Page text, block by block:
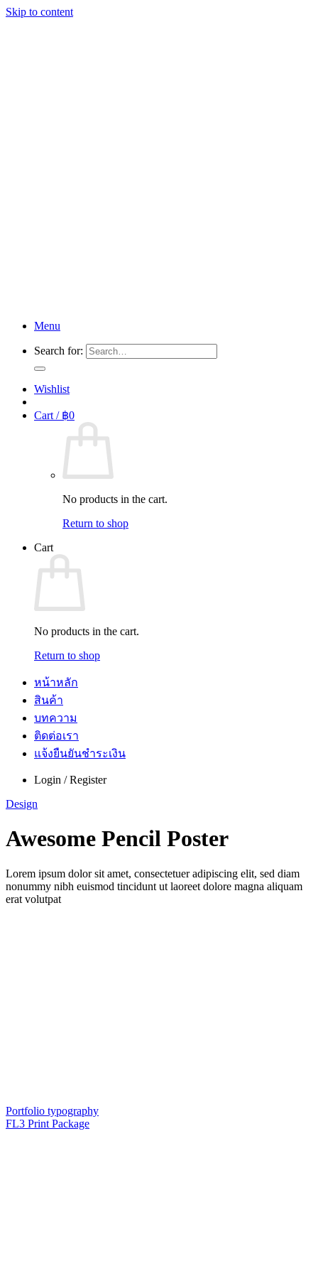
Skip to content
Menu
Search for:
Wishlist
Cart / ฿0
No products in the cart.
Return to shop
Cart
No products in the cart.
Return to shop
หน้าหลัก
สินค้า
บทความ
ติดต่อเรา
แจ้งยืนยันชำระเงิน
Login / Register
Design
Awesome Pencil Poster
Lorem ipsum dolor sit amet, consectetuer adipiscing elit, sed diam
nonummy nibh euismod tincidunt ut laoreet dolore magna aliquam
erat volutpat
Portfolio typography
FL3 Print Package